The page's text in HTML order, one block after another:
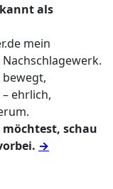
als
mein
ehrlich,
schau
→